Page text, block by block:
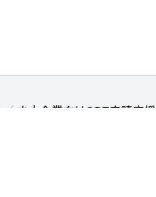
中小企業向けSBT申請支援